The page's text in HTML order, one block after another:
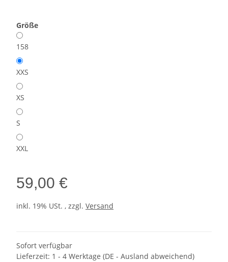
Größe
158
XXS
XS
S
XXL
59,00 €
inkl. 19% USt. , zzgl. Versand
Sofort verfügbar
Lieferzeit: 1 - 4 Werktage (DE - Ausland abweichend)